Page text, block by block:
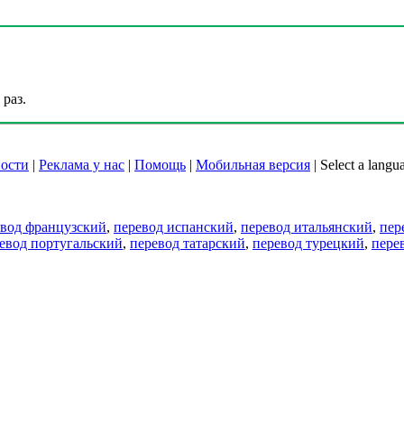
| Реклама у нас | Помощь | Мобильная версия | Select a
французский, перевод испанский, перевод итальянский,
португальский, перевод татарский, перевод турецкий,